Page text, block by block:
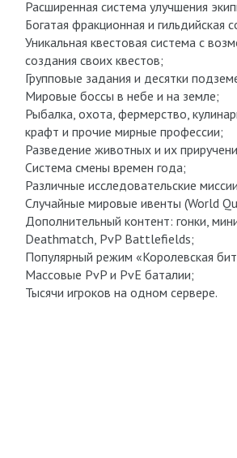
Расширенная система улучшения
Богатая фракционная и гильдийская
Уникальная квестовая система с
создания своих квестов;
Групповые задания и десятки
Мировые боссы в небе и на земле;
Рыбалка, охота, фермерство,
крафт и прочие мирные профессии;
Разведение животных и их
Система смены времен года;
Различные исследовательские
Случайные мировые ивенты (World
Дополнительный контент: гонки,
Deathmatch, PvP Battlefields;
Популярный режим «Королевская
Массовые PvP и PvE баталии;
Тысячи игроков на одном сервере.